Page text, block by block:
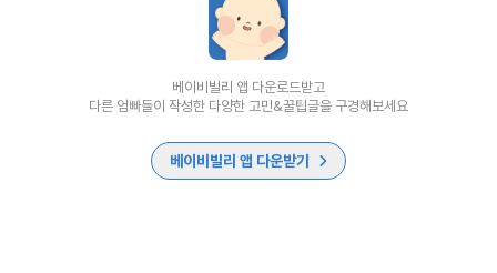
베이비빌리 앱 다운로드받고
다른 엄빠들이 작성한 다양한 고민&꿀팁글을 구경해보세요
베이비빌리 앱 다운받기